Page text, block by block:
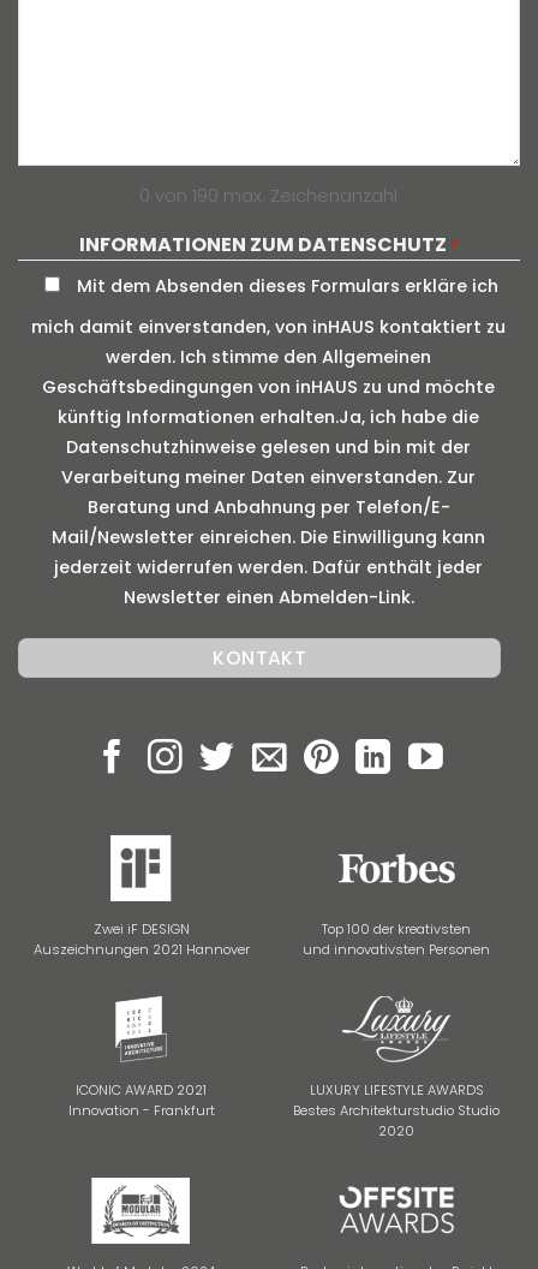
0 von 190 max. Zeichenanzahl
INFORMATIONEN ZUM DATENSCHUTZ *
Mit dem Absenden dieses Formulars erkläre ich
mich damit einverstanden, von inHAUS kontaktiert zu
werden. Ich stimme den Allgemeinen
Geschäftsbedingungen von inHAUS zu und möchte
künftig Informationen erhalten.Ja, ich habe die
Datenschutzhinweise gelesen und bin mit der
Verarbeitung meiner Daten einverstanden. Zur
Beratung und Anbahnung per Telefon/E-
Mail/Newsletter einreichen. Die Einwilligung kann
jederzeit widerrufen werden. Dafür enthält jeder
Newsletter einen Abmelden-Link.
Zwei iF DESIGN
Auszeichnungen 2021 Hannover
Top 100 der kreativsten
und innovativsten Personen
ICONIC AWARD 2021
Innovation - Frankfurt
LUXURY LIFESTYLE AWARDS
Bestes Architekturstudio Studio
2020